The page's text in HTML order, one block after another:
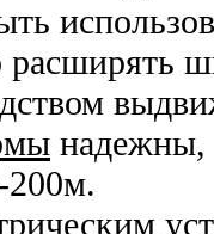
надежны,
200м.